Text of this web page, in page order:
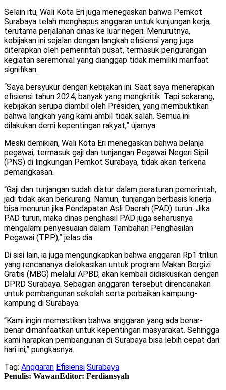
Selain itu, Wali Kota Eri juga menegaskan bahwa Pemkot
Surabaya telah menghapus anggaran untuk kunjungan kerja,
terutama perjalanan dinas ke luar negeri. Menurutnya,
kebijakan ini sejalan dengan langkah efisiensi yang juga
diterapkan oleh pemerintah pusat, termasuk pengurangan
kegiatan seremonial yang dianggap tidak memiliki manfaat
signifikan.
“Saya bersyukur dengan kebijakan ini. Saat saya menerapkan
efisiensi tahun 2024, banyak yang mengkritik. Tapi sekarang,
kebijakan serupa diambil oleh Presiden, yang membuktikan
bahwa langkah yang kami ambil tidak salah. Semua ini
dilakukan demi kepentingan rakyat,” ujarnya.
Meski demikian, Wali Kota Eri menegaskan bahwa belanja
pegawai, termasuk gaji dan tunjangan Pegawai Negeri Sipil
(PNS) di lingkungan Pemkot Surabaya, tidak akan terkena
pemangkasan.
“Gaji dan tunjangan sudah diatur dalam peraturan pemerintah,
jadi tidak akan berkurang. Namun, tunjangan berbasis kinerja
bisa menurun jika Pendapatan Asli Daerah (PAD) turun. Jika
PAD turun, maka dinas penghasil PAD juga seharusnya
mengalami penyesuaian dalam Tambahan Penghasilan
Pegawai (TPP),” jelas dia.
Di sisi lain, ia juga mengungkapkan bahwa anggaran Rp1 triliun
yang rencananya dialokasikan untuk program Makan Bergizi
Gratis (MBG) melalui APBD, akan kembali didiskusikan dengan
DPRD Surabaya. Sebagian anggaran tersebut direncanakan
untuk pembangunan sekolah serta perbaikan kampung-
kampung di Surabaya.
“Kami ingin memastikan bahwa anggaran yang ada benar-
benar dimanfaatkan untuk kepentingan masyarakat. Sehingga
kami harapkan pembangunan di Surabaya bisa lebih cepat dari
hari ini,” pungkasnya.
Tag: Anggaran Efisiensi Surabaya
Penulis: WawanEditor: Ferdiansyah